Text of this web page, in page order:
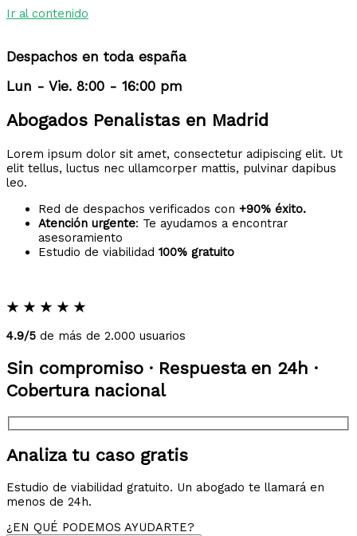
Ir al contenido
Despachos en toda españa
Lun - Vie. 8:00 - 16:00 pm
Abogados Penalistas en Madrid
Lorem ipsum dolor sit amet, consectetur adipiscing elit. Ut
elit tellus, luctus nec ullamcorper mattis, pulvinar dapibus
leo.
Red de despachos verificados con +90% éxito.
Atención urgente: Te ayudamos a encontrar
asesoramiento
Estudio de viabilidad 100% gratuito
★ ★ ★ ★ ★
4.9/5 de más de 2.000 usuarios
Sin compromiso · Respuesta en 24h ·
Cobertura nacional
Analiza tu caso gratis
Estudio de viabilidad gratuito. Un abogado te llamará en
menos de 24h.
¿EN QUÉ PODEMOS AYUDARTE?